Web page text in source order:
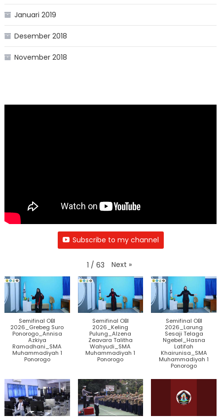
Januari 2019
Desember 2018
November 2018
Subscribe to my channel
1 / 63 Next »
Semifinal OBI
2026_Grebeg Suro
Ponorogo_Annisa
Azkiya
Ramadhani_SMA
Muhammadiyah 1
Ponorogo
Semifinal OBI
2026_Keling
Pulung_Alzena
Zeavara Talitha
Wahyudi_SMA
Muhammadiyah 1
Ponorogo
Semifinal OBI
2026_Larung
Sesaji Telaga
Ngebel_Hasna
Latifah
Khairunisa_SMA
Muhammadiyah 1
Ponorogo